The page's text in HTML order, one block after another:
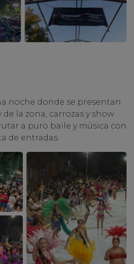
noche donde se presentan
la zona, carrozas y show
a puro baile y música con
de entradas.